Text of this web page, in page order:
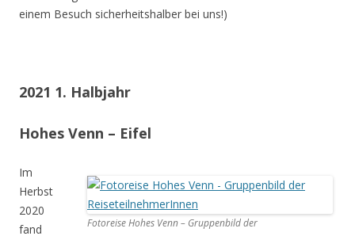
einem Besuch sicherheitshalber bei uns!)
2021 1. Halbjahr
Hohes Venn – Eifel
Fotoreise Hohes Venn – Gruppenbild der
Im
Herbst
2020
fand